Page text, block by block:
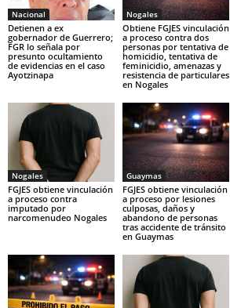
Nacional
Detienen a ex
gobernador de Guerrero;
FGR lo señala por
presunto ocultamiento
de evidencias en el caso
Ayotzinapa
Nogales
Obtiene FGJES vinculación
a proceso contra dos
personas por tentativa de
homicidio, tentativa de
feminicidio, amenazas y
resistencia de particulares
en Nogales
Nogales
FGJES obtiene vinculación
a proceso contra
imputado por
narcomenudeo Nogales
Guaymas
FGJES obtiene vinculación
a proceso por lesiones
culposas, daños y
abandono de personas
tras accidente de tránsito
en Guaymas